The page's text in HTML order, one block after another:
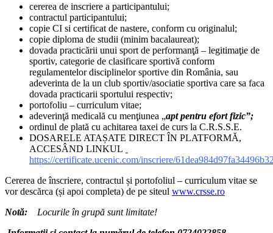
cererea de inscriere a participantului;
contractul participantului;
copie CI si certificat de nastere, conform cu originalul;
copie diploma de studii (minim bacalaureat);
dovada practicării unui sport de performanţă – legitimaţie de
sportiv, categorie de clasificare sportivă conform
regulamentelor disciplinelor sportive din România, sau
adeverinta de la un club sportiv/asociatie sportiva care sa faca
dovada practicarii sportului respectiv;
portofoliu – curriculum vitae;
adeverinţă medicală cu menţiunea „apt pentru efort fizic”;
ordinul de plată cu achitarea taxei de curs la C.R.S.S.E.
DOSARELE ATAȘATE DIRECT ÎN PLATFORMĂ,
ACCESÂND LINKUL
https://certificate.ucenic.com/inscriere/
Cererea de înscriere, contractul și portofoliul – curriculum vitae se
vor descărca (și apoi completa) de pe siteul www.crsse.ro
Notă:
Locurile în grupă sunt limitate!